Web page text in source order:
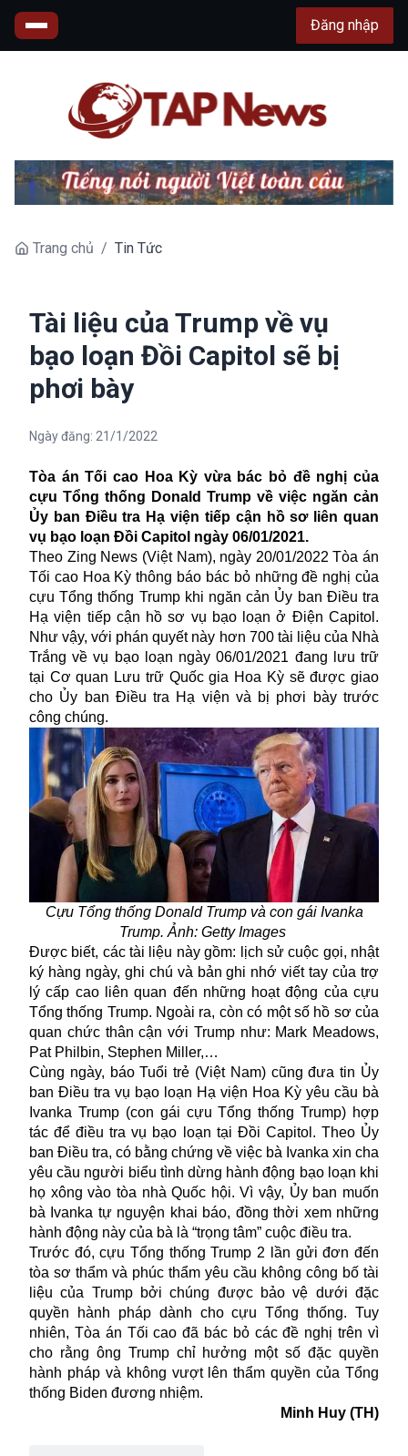
Đăng nhập
Trang chủ / Tin Tức
Tài liệu của Trump về vụ
bạo loạn Đồi Capitol sẽ bị
phơi bày
Ngày đăng: 21/1/2022
Tòa án Tối cao Hoa Kỳ vừa bác bỏ đề nghị của
cựu Tổng thống Donald Trump về việc ngăn cản
Ủy ban Điều tra Hạ viện tiếp cận hồ sơ liên quan
vụ bạo loạn Đồi Capitol ngày 06/01/2021.
Theo Zing News (Việt Nam), ngày 20/01/2022 Tòa án
Tối cao Hoa Kỳ thông báo bác bỏ những đề nghị của
cựu Tổng thống Trump khi ngăn cản Ủy ban Điều tra
Hạ viện tiếp cận hồ sơ vụ bạo loạn ở Điện Capitol.
Như vậy, với phán quyết này hơn 700 tài liệu của Nhà
Trắng về vụ bạo loạn ngày 06/01/2021 đang lưu trữ
tại Cơ quan Lưu trữ Quốc gia Hoa Kỳ sẽ được giao
cho Ủy ban Điều tra Hạ viện và bị phơi bày trước
công chúng.
Cựu Tổng thống Donald Trump và con gái Ivanka
Trump. Ảnh: Getty Images
Được biết, các tài liệu này gồm: lịch sử cuộc gọi, nhật
ký hàng ngày, ghi chú và bản ghi nhớ viết tay của trợ
lý cấp cao liên quan đến những hoạt động của cựu
Tổng thống Trump. Ngoài ra, còn có một số hồ sơ của
quan chức thân cận với Trump như: Mark Meadows,
Pat Philbin, Stephen Miller,…
Cùng ngày, báo Tuổi trẻ (Việt Nam) cũng đưa tin Ủy
ban Điều tra vụ bạo loạn Hạ viện Hoa Kỳ yêu cầu bà
Ivanka Trump (con gái cựu Tổng thống Trump) hợp
tác để điều tra vụ bạo loạn tại Đồi Capitol. Theo Ủy
ban Điều tra, có bằng chứng về việc bà Ivanka xin cha
yêu cầu người biểu tình dừng hành động bạo loạn khi
họ xông vào tòa nhà Quốc hội. Vì vậy, Ủy ban muốn
bà Ivanka tự nguyện khai báo, đồng thời xem những
hành động này của bà là “trọng tâm” cuộc điều tra.
Trước đó, cựu Tổng thống Trump 2 lần gửi đơn đến
tòa sơ thẩm và phúc thẩm yêu cầu không công bố tài
liệu của Trump bởi chúng được bảo vệ dưới đặc
quyền hành pháp dành cho cựu Tổng thống. Tuy
nhiên, Tòa án Tối cao đã bác bỏ các đề nghị trên vì
cho rằng ông Trump chỉ hưởng một số đặc quyền
hành pháp và không vượt lên thẩm quyền của Tổng
thống Biden đương nhiệm.
Minh Huy (TH)